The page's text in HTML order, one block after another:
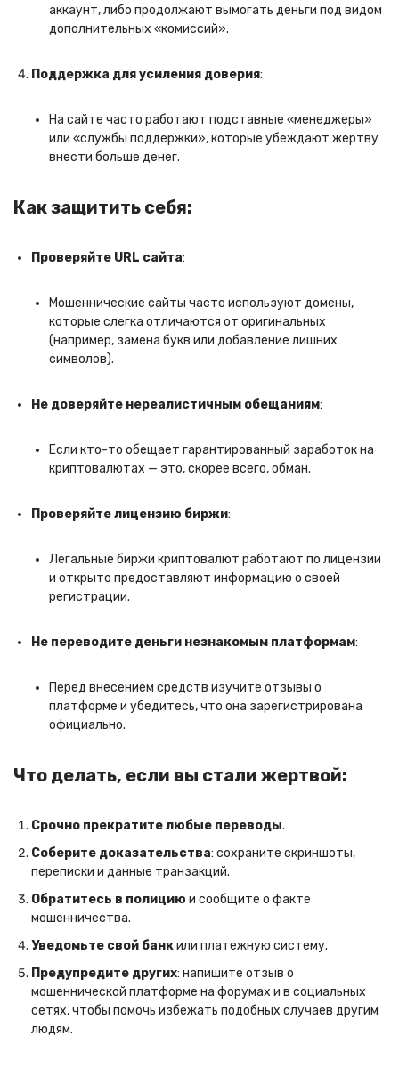
аккаунт, либо продолжают вымогать деньги под видом
дополнительных «комиссий».
Поддержка для усиления доверия:
На сайте часто работают подставные «менеджеры»
или «службы поддержки», которые убеждают жертву
внести больше денег.
Как защитить себя:
Проверяйте URL сайта:
Мошеннические сайты часто используют домены,
которые слегка отличаются от оригинальных
(например, замена букв или добавление лишних
символов).
Не доверяйте нереалистичным обещаниям:
Если кто-то обещает гарантированный заработок на
криптовалютах — это, скорее всего, обман.
Проверяйте лицензию биржи:
Легальные биржи криптовалют работают по лицензии
и открыто предоставляют информацию о своей
регистрации.
Не переводите деньги незнакомым платформам:
Перед внесением средств изучите отзывы о
платформе и убедитесь, что она зарегистрирована
официально.
Что делать, если вы стали жертвой:
Срочно прекратите любые переводы.
Соберите доказательства: сохраните скриншоты,
переписки и данные транзакций.
Обратитесь в полицию и сообщите о факте
мошенничества.
Уведомьте свой банкили платежную систему.
Предупредите других: напишите отзыв о
мошеннической платформе на форумах и в социальных
сетях, чтобы помочь избежать подобных случаев другим
людям.